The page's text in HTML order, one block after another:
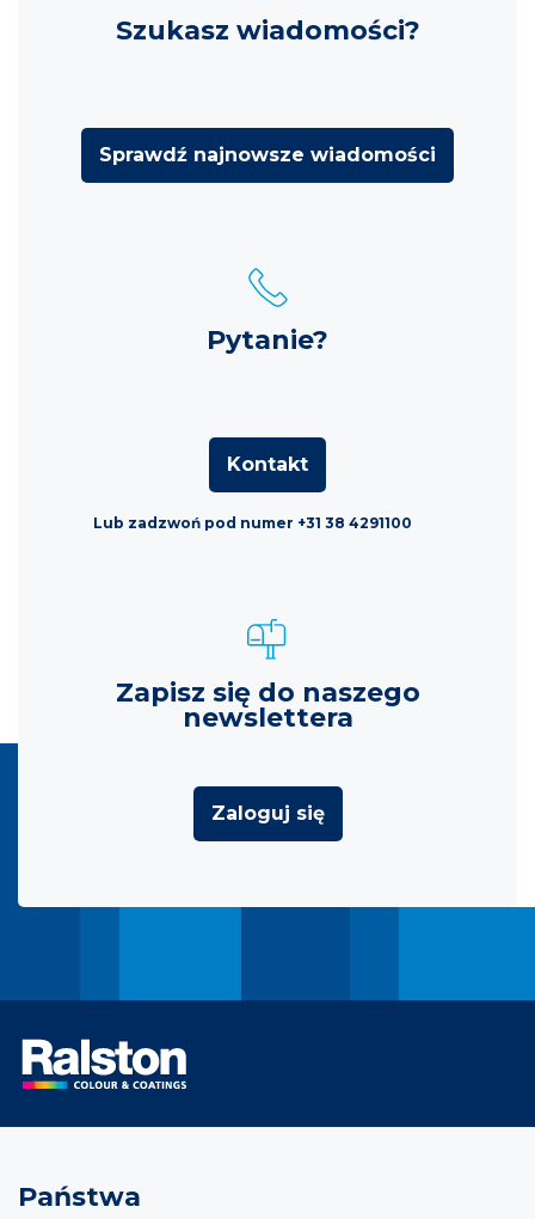
Szukasz wiadomości?
Sprawdź najnowsze wiadomości
Pytanie?
Kontakt
Lub zadzwoń pod numer +31 38 4291100
Zapisz się do naszego
newslettera
Zaloguj się
Państwa